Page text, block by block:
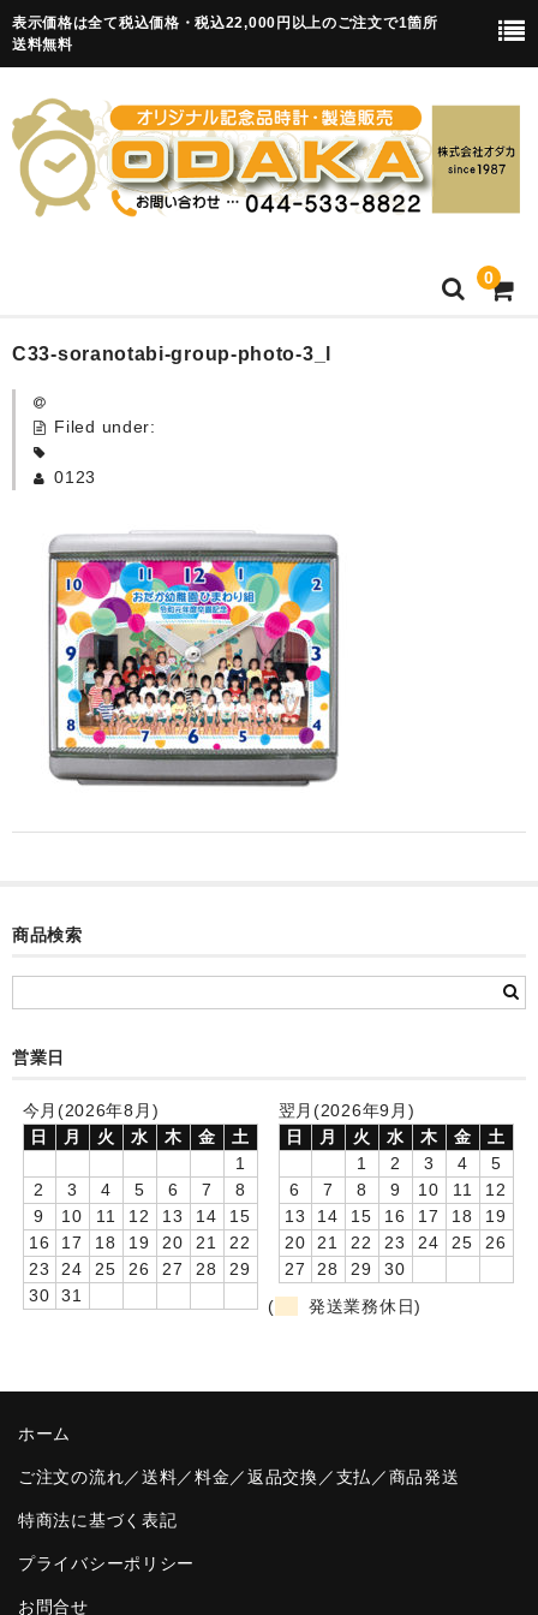
表示価格は全て税込価格・税込22,000円以上のご注文で1箇所
送料無料
0
HOME
卒園記念品
カード付フォトフレームクロック(集合)
目覚まし時計(集合＋個別)
メロディ時計(集合)
音声時計(集合)
目覚まし時計(個別)
お絵かきギャラリー
自作オリジナル時計
卒園DVDアルバム
卒業記念品
音声入りフォトフレームクロック(集合)
音声入りフォトフレームクロック(校歌)
目覚まし時計(集合)
温湿度計付目覚まし時計
制服メモリー
C33-soranotabi-group-photo-3_l
Filed under:
0123
商品検索
営業日
今月(2026年8月)
日
月 火 水 木 金
土
1
2
3 4 5 6 7
8
9
10 11 12 13 14
15
16
17 18 19 20 21
22
23
24 25 26 27 28
29
30
31
翌月(2026年9月)
日
月 火 水 木 金
土
1
2 3 4
5
6
7 8 9 10 11
12
13
14 15 16 17 18
19
20
21 22 23 24 25
26
27
28 29
30
(
発送業務休日)
ホーム
ご注文の流れ／送料／料金／返品交換／支払／商品発送
特商法に基づく表記
プライバシーポリシー
お問合せ